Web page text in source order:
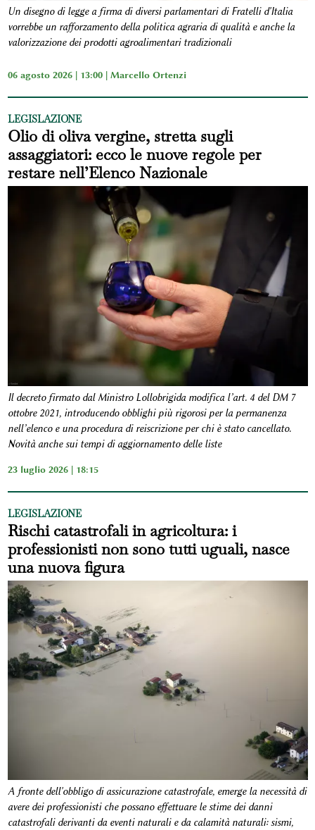
Un disegno di legge a firma di diversi parlamentari di Fratelli d'Italia
vorrebbe un rafforzamento della politica agraria di qualità e anche la
valorizzazione dei prodotti agroalimentari tradizionali
06 agosto 2026 | 13:00 | Marcello Ortenzi
LEGISLAZIONE
Olio di oliva vergine, stretta sugli
assaggiatori: ecco le nuove regole per
restare nell’Elenco Nazionale
Il decreto firmato dal Ministro Lollobrigida modifica l’art. 4 del DM 7
ottobre 2021, introducendo obblighi più rigorosi per la permanenza
nell’elenco e una procedura di reiscrizione per chi è stato cancellato.
Novità anche sui tempi di aggiornamento delle liste
23 luglio 2026 | 18:15
LEGISLAZIONE
Rischi catastrofali in agricoltura: i
professionisti non sono tutti uguali, nasce
una nuova figura
A fronte dell'obbligo di assicurazione catastrofale, emerge la necessità di
avere dei professionisti che possano effettuare le stime dei danni
catastrofali derivanti da eventi naturali e da calamità naturali: sismi,